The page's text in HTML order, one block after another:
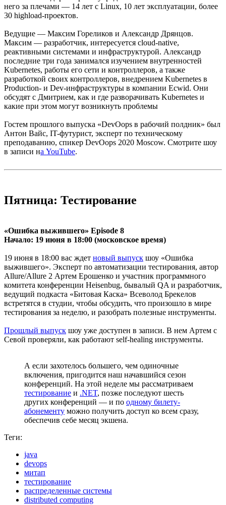
него за плечами — 14 лет с Linux, 10 лет эксплуатации, более
30 highload-проектов.
Ведущие — Максим Гореликов и Александр Дрянцов.
Максим — разработчик, интересуется cloud-native,
реактивными системами и инфраструктурой. Александр
последние три года занимался изучением внутренностей
Kubernetes, работы его сети и контроллеров, а также
разработкой своих контроллеров, внедрением Kubernetes в
Production- и Dev-инфраструктуры в компании Ecwid. Они
обсудят с Дмитрием, как и где разворачивать Kubernetes и
какие при этом могут возникнуть проблемы
Гостем прошлого выпуска «DevOops в рабочий полдник» был
Антон Вайс, IT-футурист, эксперт по техническому
преподаванию, спикер DevOops 2020 Moscow. Смотрите шоу
в записи на YouTube.
Пятница: Тестирование
«Ошибка выжившего» Episode 8
Начало: 19 июня в 18:00 (московское время)
19 июня в 18:00 вас ждет новый выпуск шоу «Ошибка
выжившего». Эксперт по автоматизации тестирования, автор
Allure/Allure 2 Артем Ерошенко и участник программного
комитета конференции Heisenbug, бывалый QA и разработчик,
ведущий подкаста «Битовая Каска» Всеволод Брекелов
встретятся в студии, чтобы обсудить, что произошло в мире
тестирования за неделю, и разобрать полезные инструменты.
Прошлый выпуск шоу уже доступен в записи. В нем Артем с
Севой проверяли, как работают self-healing инструменты.
А если захотелось большего, чем одиночные
включения, пригодится наш начавшийся сезон
конференций. На этой неделе мы рассматриваем
тестирование и .NET, позже последуют шесть
других конференций — и по одному билету-
абонементу можно получить доступ ко всем сразу,
обеспечив себе месяц экшена.
Теги:
java
devops
митап
тестирование
распределенные системы
distributed computing